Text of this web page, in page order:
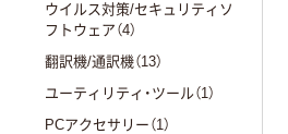
ウイルス対策/セキュリティソ
フトウェア（4）
翻訳機/通訳機（13）
ユーティリティ・ツール（1）
PCアクセサリー（1）